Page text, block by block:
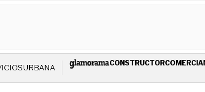
URBANA CONSTRUCTOR